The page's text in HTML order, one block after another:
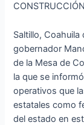
Saltillo,
gobernador
de la Mesa de
la que se
operativos que
estatales como
del estado en